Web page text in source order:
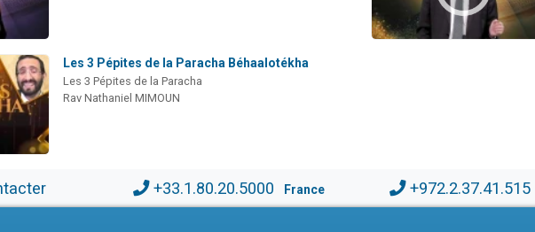
Les 3 Pépites de la Paracha Béhaalotékha
Les 3 Pépites de la Paracha
Rav Nathaniel MIMOUN
+33.1.80.20.5000 France +972.2.37.41.515